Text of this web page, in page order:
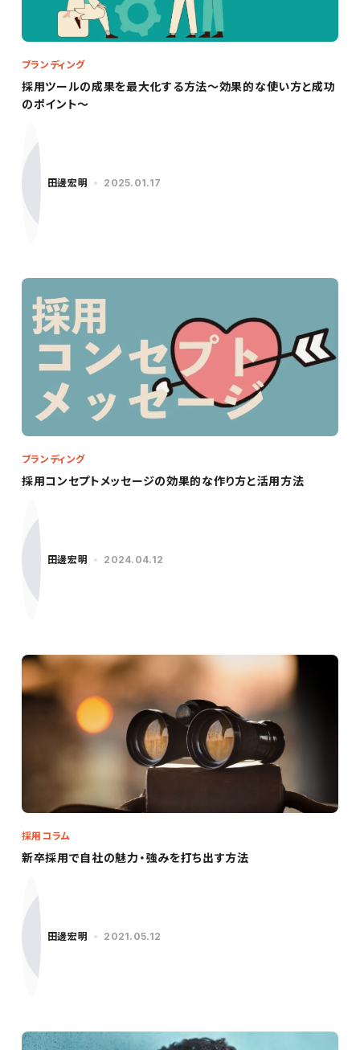
採用ツールの成果を最大化する方法～効果的な使い方と成功
のポイント～
ブランディング
田邊宏明 2025.01.17
採用コンセプトメッセージの効果的な作り方と活用方法
ブランディング
田邊宏明 2024.04.12
新卒採用で自社の魅力・強みを打ち出す方法
採用コラム
田邊宏明 2021.05.12